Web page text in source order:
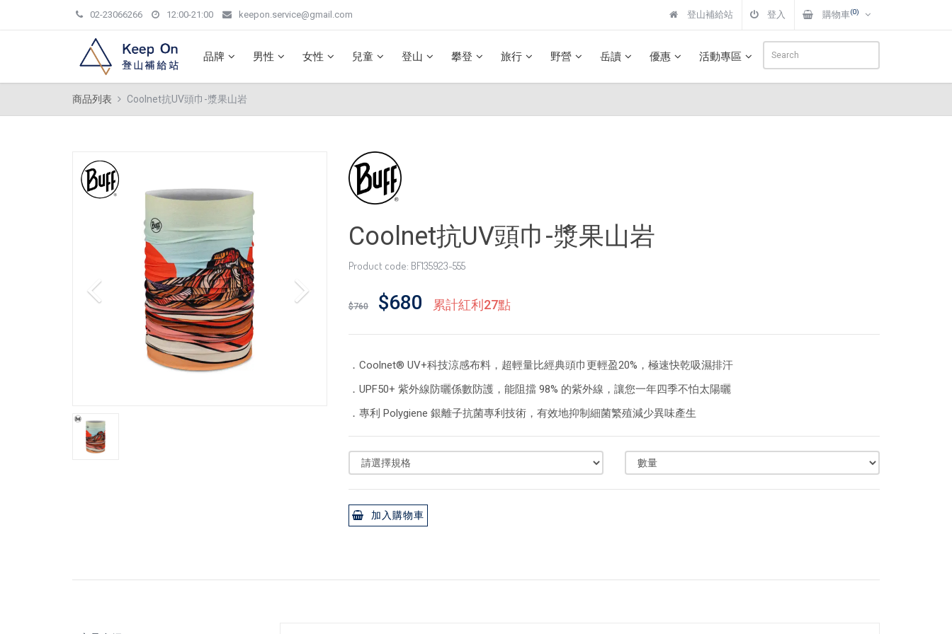
02-23066266 12:00-21:00 keepon.service@gmail.com 登山補給站 登入 購物車(0)
品牌 男性 女性 兒童 登山 攀登 旅行 野營 岳讀 優惠 活動專區
商品列表 Coolnet抗UV頭巾-漿果山岩
Coolnet抗UV頭巾-漿果山岩
Product code: BF135923-555
$760 $680 累計紅利27點
．Coolnet® UV+科技涼感布料，超輕量比經典頭巾更輕盈20%，極速快乾吸濕排汗
．UPF50+ 紫外線防曬係數防護，能阻擋 98% 的紫外線，讓您一年四季不怕太陽曬
．專利 Polygiene 銀離子抗菌專利技術，有效地抑制細菌繁殖減少異味產生
加入購物車